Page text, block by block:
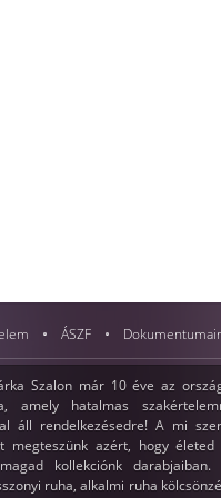
ÁSZF
Szalon már 10 éve az
amely hatalmas
áll rendelkezésedre! A mi
megteszünk azért, hogy
kollekciónk
ruha, alkalmi ruha